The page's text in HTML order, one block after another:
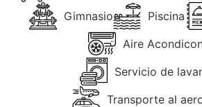
Gimnasio
Piscina
Aire
Servicio de
Transporte al